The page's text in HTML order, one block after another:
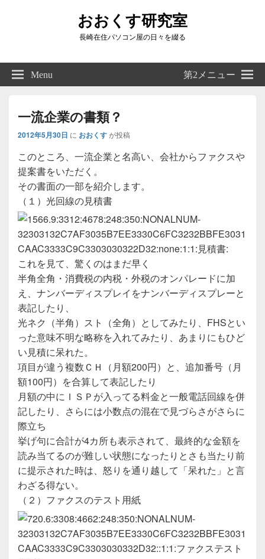
おおくす研究室
長崎在住パソコン屋の日々を綴る
Right
Sidebar
Widget
Menu 第2メニュー
一流企業の書類？
2012年5月30日 に おおくすが投稿
このところ、一流企業と名高い、会社からファクスや
提案書をいただく。
その書面の一部を紹介します。
（１）光回線の見積書
これを見て、驚くのはまだ早く
半角全角・消費税の内税・外税のオンパレードに加
え、ナンバーディスプレイをナンバーディスプレーと
表記したり、
光ネク（半角）スト（全角）としてみたり、FHSとい
った意味不明な略称を入れてみたり、あまりにもひど
い見積に呆れた。
項目が違う複数ＣＨ（月額200円）と、追加番号（月
額100円）を合算して表記したり
月額の中にＩＳＰが入ってる料金と一般電話回線を併
記したり、さらには小数点の混在で見づらさがさらに
際立ち
挙げ句に合計が4カ所も表示されて、最終的な金額を
読み当てるのが難しい状態になったりとさも当たり前
に提示された時は、怒りを通り越して「呆れた」と言
わざる得ない。
（２）ファクスのテスト用紙